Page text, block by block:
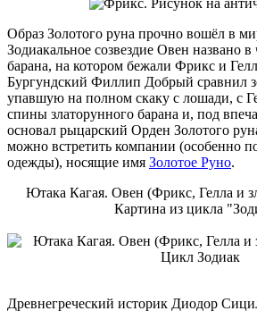
Образ Золотого руна прочно вошёл в
Зодиакальное созвездие Овен названо в
барана, на котором бежали Фрикс и
Бургундский Филлип Добрый сравнил
упавшую на полном скаку с лошади, с
спины златорунного барана и, под
основал рыцарский Орден Золотого
можно встретить компании (особенно
одежды), носящие имя Золотое Руно.
Ютака Кагая. Овен (Фрикс, Гелла и
Картина из цикла
Древнегреческий историк Диодор